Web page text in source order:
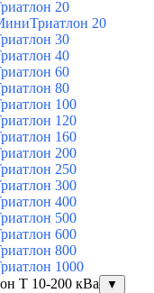
20
20
30
40
60
80
100
120
160
200
250
300
400
500
600
800
1000
Т 10-200 кВа
▼